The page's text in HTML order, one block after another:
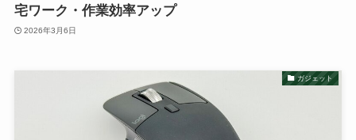
宅ワーク・作業効率アップ
2026年3月6日
ガジェット